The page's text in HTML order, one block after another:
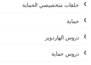
حلقات متخصيصي الحماية
حماية
دروس الهاردوير
دروس حماية